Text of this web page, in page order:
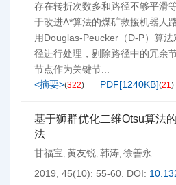
存在转折次数多和路径不够平滑
于改进A*算法的煤矿救援机器人
用Douglas-Peucker（D-P）算
径进行处理，剔除路径中的冗余
节点作为关键节...
<摘要>(322) PDF[1240KB](21)
基于狮群优化二维Otsu算法
法
甘福宝, 黄友锐, 韩涛, 徐善永
2019, 45(10): 55-60. DOI: